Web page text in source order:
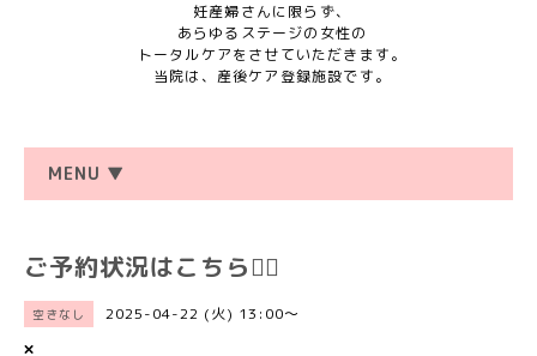
妊産婦さんに限らず、
あらゆるステージの女性の
トータルケアをさせていただきます。
当院は、産後ケア登録施設です。
MENU ▼
ご予約状況はこちら💁‍♀️
空きなし 2025-04-22 (火) 13:00～
×